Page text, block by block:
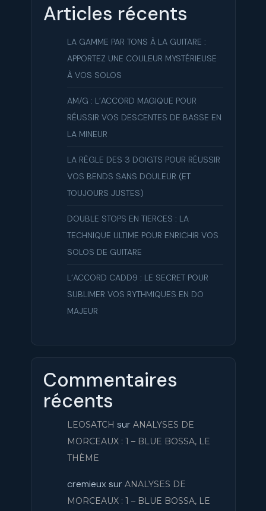
Articles récents
LA GAMME PAR TONS À LA GUITARE :
APPORTEZ UNE COULEUR MYSTÉRIEUSE
À VOS SOLOS
AM/G : L’ACCORD MAGIQUE POUR
RÉUSSIR VOS DESCENTES DE BASSE EN
LA MINEUR
LA RÈGLE DES 3 DOIGTS POUR RÉUSSIR
VOS BENDS SANS DOULEUR (ET
TOUJOURS JUSTES)
DOUBLE STOPS EN TIERCES : LA
TECHNIQUE ULTIME POUR ENRICHIR VOS
SOLOS DE GUITARE
L’ACCORD CADD9 : LE SECRET POUR
SUBLIMER VOS RYTHMIQUES EN DO
MAJEUR
Commentaires
récents
LEOSATCH sur ANALYSES DE
MORCEAUX : 1 – BLUE BOSSA, LE
THÈME
cremieux sur ANALYSES DE
MORCEAUX : 1 – BLUE BOSSA, LE